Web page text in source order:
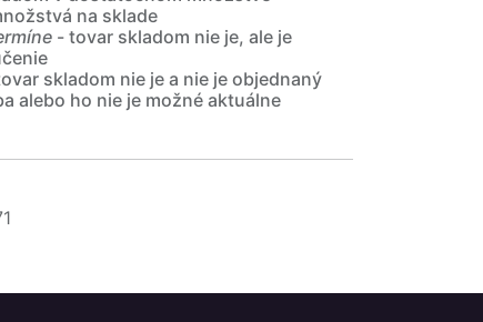
na sklade
- tovar skladom nie je, ale je
skladom nie je a nie je objednaný
alebo ho nie je možné aktuálne